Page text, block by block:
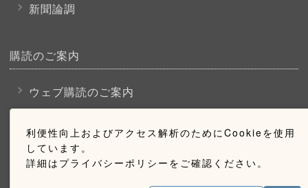
利便性向上およびアクセス解析のためにCookieを使用
しています。
詳細はプライバシーポリシーをご確認ください。
新聞論調
購読のご案内
ウェブ購読のご案内
お問い合わせ